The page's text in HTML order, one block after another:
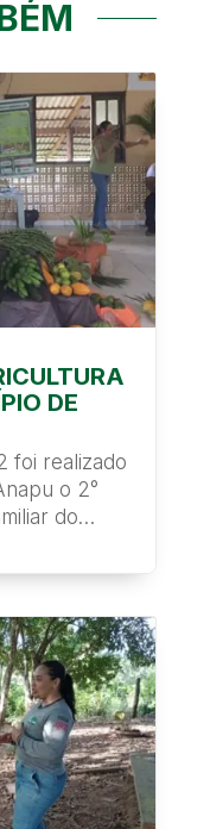
DE
foi realizado
o 2°
do